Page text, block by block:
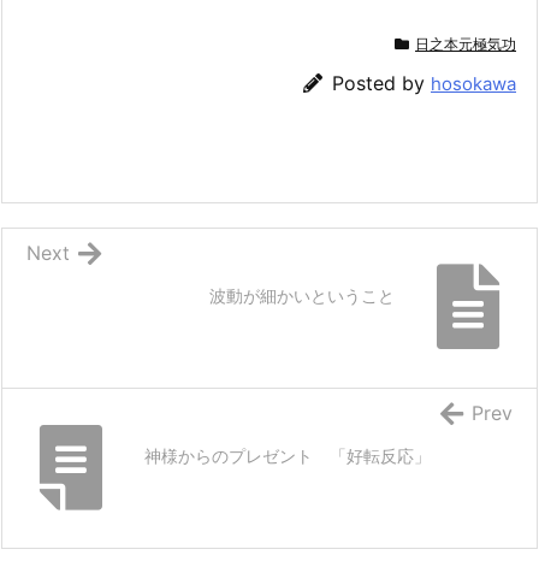
日之本元極気功
Posted by hosokawa
波動が細かいということ
Next
神様からのプレゼント 「好転反応」
Prev